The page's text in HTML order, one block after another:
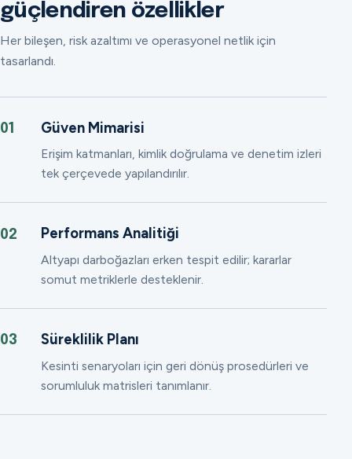
güçlendiren özellikler
Her bileşen, risk azaltımı ve operasyonel netlik için
tasarlandı.
01 Güven Mimarisi
Erişim katmanları, kimlik doğrulama ve denetim izleri
tek çerçevede yapılandırılır.
02 Performans Analitiği
Altyapı darboğazları erken tespit edilir; kararlar
somut metriklerle desteklenir.
03 Süreklilik Planı
Kesinti senaryoları için geri dönüş prosedürleri ve
sorumluluk matrisleri tanımlanır.